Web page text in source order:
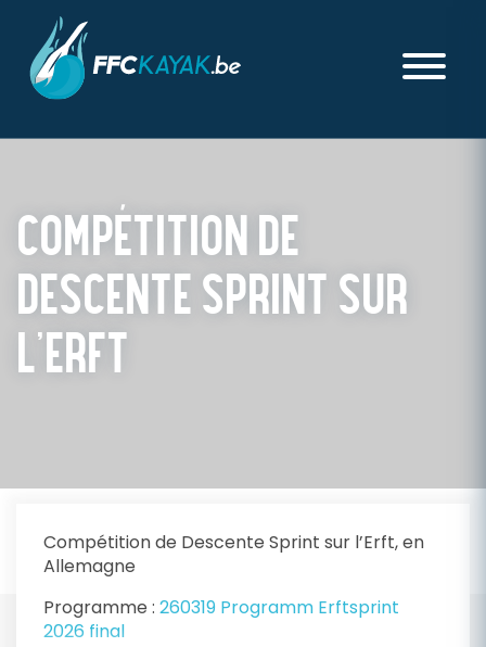
COMPÉTITION DE
DESCENTE SPRINT SUR
L’ERFT
Compétition de Descente Sprint sur l’Erft, en
Allemagne
Programme : 260319 Programm Erftsprint
2026 final